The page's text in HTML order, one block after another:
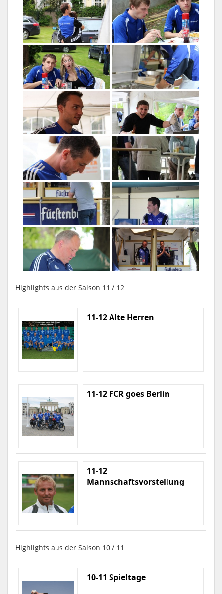
Highlights aus der Saison 11 / 12
11-12 Alte Herren
11-12 FCR goes Berlin
11-12
Mannschaftsvorstellung
Highlights aus der Saison 10 / 11
10-11 Spieltage